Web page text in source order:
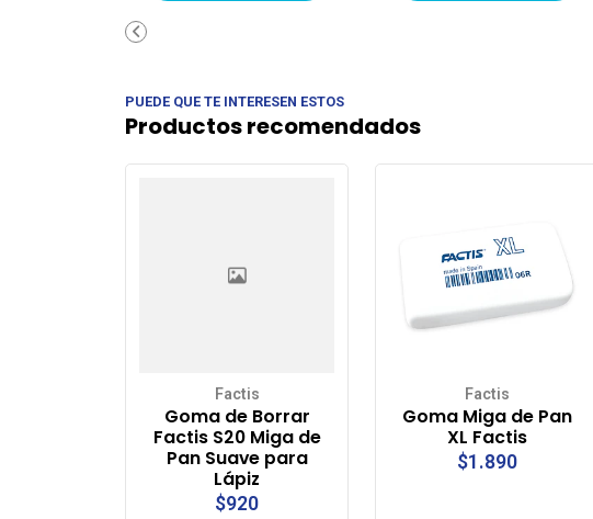
PUEDE QUE TE INTERESEN ESTOS
Productos recomendados
Factis
Goma de Borrar
Factis S20 Miga de
Pan Suave para
Lápiz
$920
Factis
Goma Miga de Pan
XL Factis
$1.890